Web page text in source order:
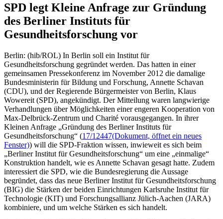
SPD legt Kleine Anfrage zur Gründung
des Berliner Instituts für
Gesundheitsforschung vor
Berlin: (hib/ROL) In Berlin soll ein Institut für
Gesundheitsforschung gegründet werden. Das hatten in einer
gemeinsamen Pressekonferenz im November 2012 die damalige
Bundesministerin für Bildung und Forschung, Annette Schavan
(CDU), und der Regierende Bürgermeister von Berlin, Klaus
Wowereit (SPD), angekündigt. Der Mitteilung waren langwierige
Verhandlungen über Möglichkeiten einer engeren Kooperation von
Max-Delbrück-Zentrum und Charité vorausgegangen. In ihrer
Kleinen Anfrage „Gründung des Berliner Instituts für
Gesundheitsforschung“ (17/12447(Dokument, öffnet ein neues
Fenster)) will die SPD-Fraktion wissen, inwieweit es sich beim
„Berliner Institut für Gesundheitsforschung“ um eine „einmalige“
Konstruktion handelt, wie es Annette Schavan gesagt hatte. Zudem
interessiert die SPD, wie die Bundesregierung die Aussage
begründet, dass das neue Berliner Institut für Gesundheitsforschung
(BIG) die Stärken der beiden Einrichtungen Karlsruhe Institut für
Technologie (KIT) und Forschungsallianz Jülich-Aachen (JARA)
kombiniere, und um welche Stärken es sich handelt.